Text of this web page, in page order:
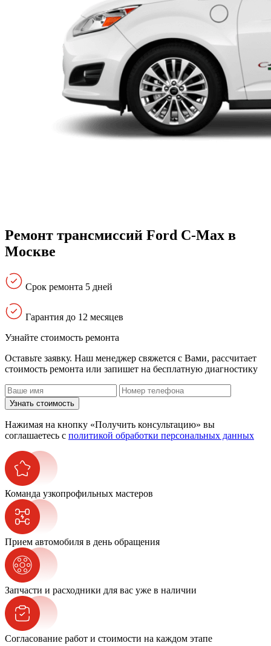
Ремонт трансмиссий Ford C-Max в
Москве
Срок ремонта 5 дней
Гарантия до 12 месяцев
Узнайте стоимость ремонта
Оставьте заявку. Наш менеджер свяжется с Вами, расcчитает
стоимость ремонта или запишет на бесплатную диагностику
Узнать стоимость
Нажимая на кнопку «Получить консультацию» вы
соглашаетесь с политикой обработки персональных данных
Команда узкопрофильных мастеров
Прием автомобиля в день обращения
Запчасти и расходники для вас уже в наличии
Согласование работ и стоимости на каждом этапе